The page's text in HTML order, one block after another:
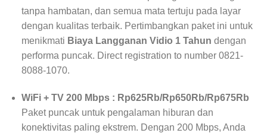
tanpa hambatan, dan semua mata tertuju pada layar
dengan kualitas terbaik. Pertimbangkan paket ini untuk
menikmati Biaya Langganan Vidio 1 Tahun dengan
performa puncak. Direct registration to number 0821-
8088-1070.
WiFi + TV 200 Mbps : Rp625Rb/Rp650Rb/Rp675Rb
Paket puncak untuk pengalaman hiburan dan
konektivitas paling ekstrem. Dengan 200 Mbps, Anda